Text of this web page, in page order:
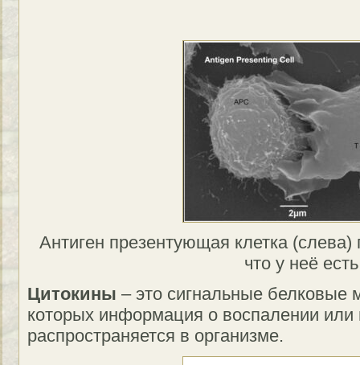
Антиген презентующая клетка
что у неё
Цитокины – это сигнальные
которых информация о воспалении
распространяется в организме.